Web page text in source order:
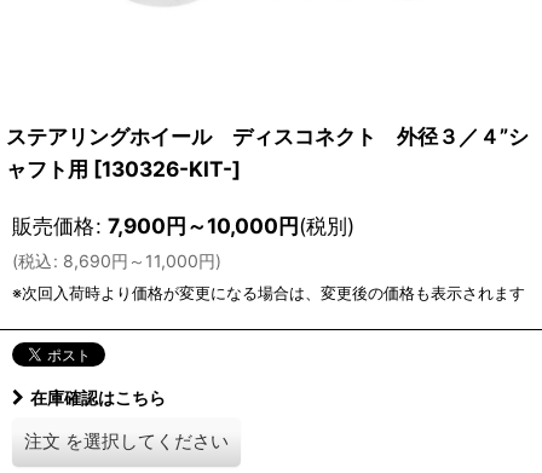
ステアリングホイール ディスコネクト 外径３／４”シ
ャフト用 [130326-KIT-]
販売価格: 7,900円～10,000円(税別)
(税込: 8,690円 ～11,000円)
在庫確認はこちら
注文 を選択してください